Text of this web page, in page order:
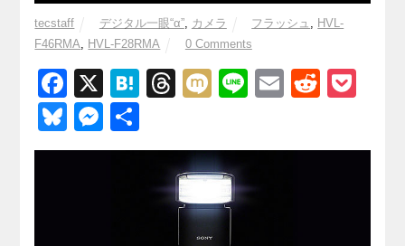
tecstaff デジタル一眼“α”, カメラ フラッシュ , HVL-
F46RMA, HVL-F28RMA 0 Comments
F
a
c
X
H
e
T
e
a
d
s
M
Li
e
E
ail
R
d
ck
Bl
u
M
e
有